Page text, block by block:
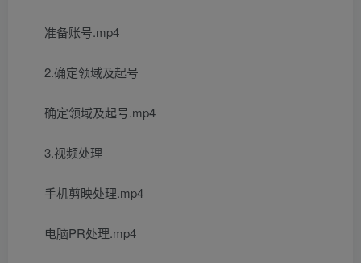
准备账号.mp4
2.确定领域及起号
确定领域及起号.mp4
3.视频处理
手机剪映处理.mp4
电脑PR处理.mp4